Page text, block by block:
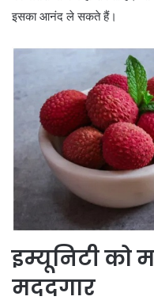
इसका आनंद ले सकते हैं।
इम्यूनिटी को
मददगार